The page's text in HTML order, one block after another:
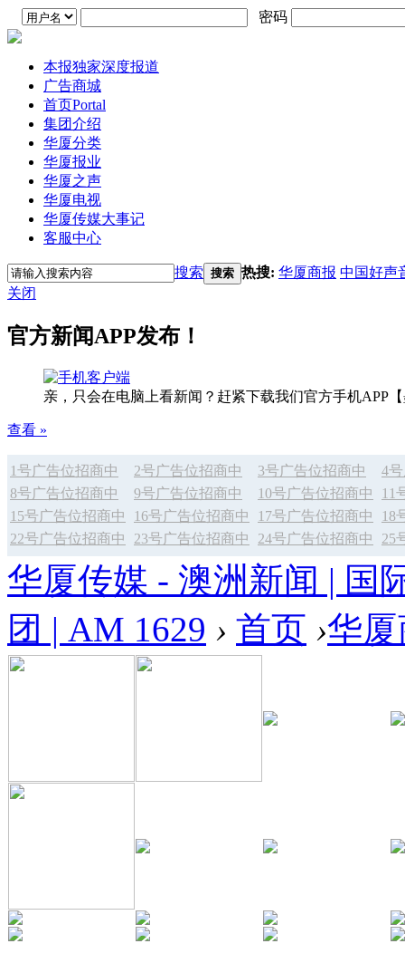
密码
本报独家深度报道
广告商城
首页Portal
集团介绍
华厦分类
华厦报业
华厦之声
华厦电视
华厦传媒大事记
客服中心
搜索 搜索 热搜: 华厦商报 中国好声
关闭
官方新闻APP发布！
亲，只会在电脑上看新闻？赶紧下载我们官方手机APP
查看 »
1号广告位招商中 2号广告位招商中 3号广告位招商中
4
8号广告位招商中
9号广告位招商中 10号广告位招商中
11
15号广告位招商中
16号广告位招商中 17号广告位招商中
18
22号广告位招商中
23号广告位招商中 24号广告位招商中 25
华厦传媒 - 澳洲新闻 | 国
团 | AM 1629 › 首页 ›华